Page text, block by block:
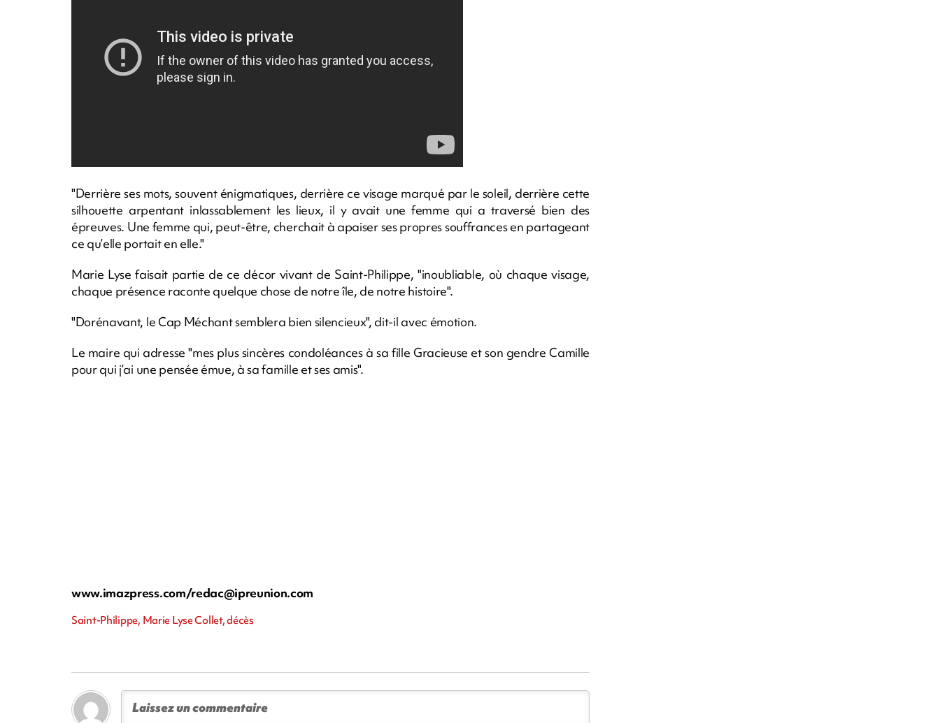
"Derrière ses mots, souvent énigmatiques, derrière ce visage marqué par le soleil, derrière cette
silhouette arpentant inlassablement les lieux, il y avait une femme qui a traversé bien des
épreuves. Une femme qui, peut-être, cherchait à apaiser ses propres souffrances en partageant
ce qu’elle portait en elle."
Marie Lyse faisait partie de ce décor vivant de Saint-Philippe, "inoubliable, où chaque visage,
chaque présence raconte quelque chose de notre île, de notre histoire".
"Dorénavant, le Cap Méchant semblera bien silencieux", dit-il avec émotion.
Le maire qui adresse "mes plus sincères condoléances à sa fille Gracieuse et son gendre Camille
pour qui j’ai une pensée émue, à sa famille et ses amis".
www.imazpress.com/redac@ipreunion.com
Saint-Philippe, Marie Lyse Collet, décès